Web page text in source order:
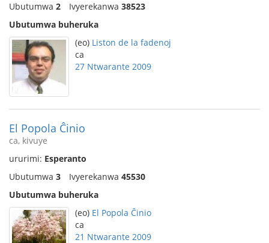
Ubutumwa 2 Ivyerekanwa 38523
Ubutumwa buheruka
(eo) Liston de la fadenoj
ca
27 Ntwarante 2009
El Popola Ĉinio
ca, kivuye
ururimi: Esperanto
Ubutumwa 3 Ivyerekanwa 45530
Ubutumwa buheruka
(eo) El Popola Ĉinio
ca
21 Ntwarante 2009